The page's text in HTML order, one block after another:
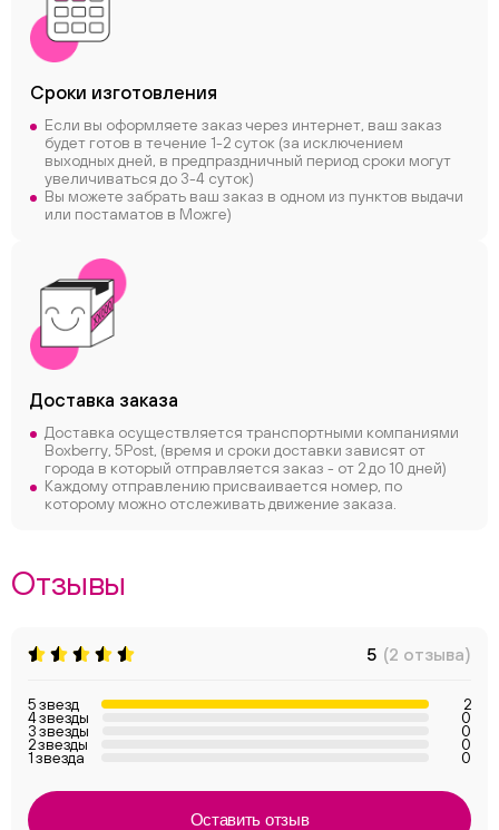
Сроки изготовления
Если вы оформляете заказ через интернет, ваш заказ
будет готов в течение 1-2 суток (за исключением
выходных дней, в предпраздничный период сроки могут
увеличиваться до 3-4 суток)
Вы можете забрать ваш заказ в одном из пунктов выдачи
или постаматов в Можге)
Доставка заказа
Доставка осуществляется транспортными компаниями
Boxberry, 5Post, (время и сроки доставки зависят от
города в который отправляется заказ - от 2 до 10 дней)
Каждому отправлению присваивается номер, по
которому можно отслеживать движение заказа.
Отзывы
5 (2 отзыва)
5 звезд 2
4 звезды 0
3 звезды 0
2 звезды 0
1 звезда 0
Оставить отзыв